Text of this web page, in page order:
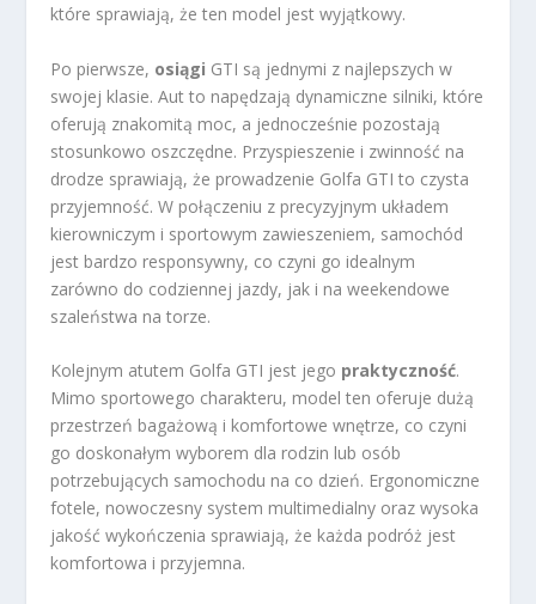
które sprawiają, że ten model jest wyjątkowy.
Po pierwsze, osiągi GTI są jednymi z najlepszych w
swojej klasie. Aut to napędzają dynamiczne silniki, które
oferują znakomitą moc, a jednocześnie pozostają
stosunkowo oszczędne. Przyspieszenie i zwinność na
drodze sprawiają, że prowadzenie Golfa GTI to czysta
przyjemność. W połączeniu z precyzyjnym układem
kierowniczym i sportowym zawieszeniem, samochód
jest bardzo responsywny, co czyni go idealnym
zarówno do codziennej jazdy, jak i na weekendowe
szaleństwa na torze.
Kolejnym atutem Golfa GTI jest jego praktyczność.
Mimo sportowego charakteru, model ten oferuje dużą
przestrzeń bagażową i komfortowe wnętrze, co czyni
go doskonałym wyborem dla rodzin lub osób
potrzebujących samochodu na co dzień. Ergonomiczne
fotele, nowoczesny system multimedialny oraz wysoka
jakość wykończenia sprawiają, że każda podróż jest
komfortowa i przyjemna.